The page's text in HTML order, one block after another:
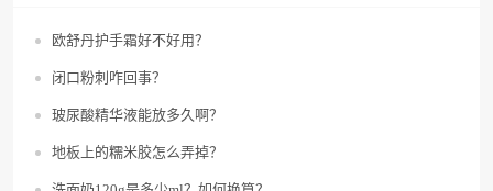
欧舒丹护手霜好不好用？
闭口粉刺咋回事？
玻尿酸精华液能放多久啊？
地板上的糯米胶怎么弄掉？